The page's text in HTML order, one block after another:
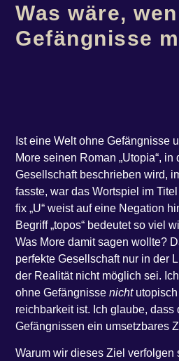
Was wäre,
Gefängnisse
Ist eine Welt ohne Gefäng­nis­se
More sei­nen Roman ​„Uto­pia“,
Gesell­schaft beschrie­ben wird,
fass­te, war das Wort­spiel im
fix ​„U“ weist auf eine Nega­ti­on
Begriff ​„topos“ bedeu­tet so viel
Was More damit sagen woll­te?
per­fek­te Gesell­schaft nur in der
der Rea­li­tät nicht mög­lich sei.
ohne Gefäng­nis­senicht
reich­bar­keit ist. Ich glau­be, dass
Gefäng­nis­sen ein umsetz­ba­res
War­um wir die­ses Ziel